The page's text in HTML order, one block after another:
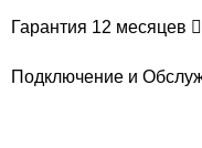
Гарантия 12 месяцев
Подключение и